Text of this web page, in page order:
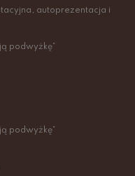
autoprezentacja i
podwyżkę”
podwyżkę”